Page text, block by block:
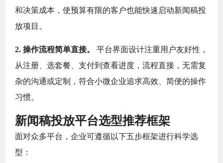
和决策成本，使预算有限的客户也能快速启动新闻稿投
放项目。
2. 操作流程简单直接。
平台界面设计注重用户友好性，
从注册、选套餐、支付到查看进度，流程直接，无需复
杂的沟通或定制，符合小微企业追求高效、简便的操作
习惯。
新闻稿投放平台选型推荐框架
面对众多平台，企业可遵循以下五步框架进行科学选
型：